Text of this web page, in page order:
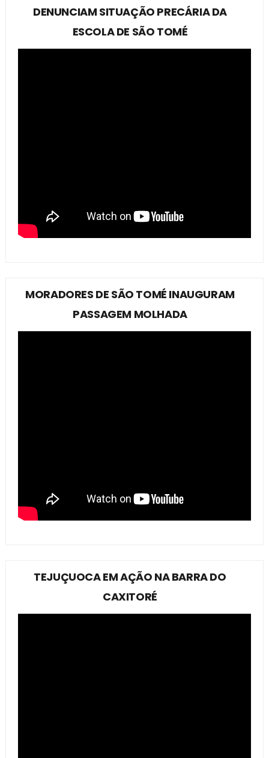
DENUNCIAM SITUAÇÃO PRECÁRIA DA
ESCOLA DE SÃO TOMÉ
MORADORES DE SÃO TOMÉ INAUGURAM
PASSAGEM MOLHADA
TEJUÇUOCA EM AÇÃO NA BARRA DO
CAXITORÉ